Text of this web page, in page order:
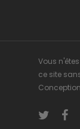
Vous
ce site
twitter